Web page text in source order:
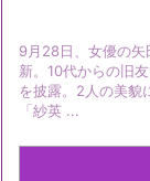
9月28日、女優の矢
新。10代からの旧
を披露。2人の美貌
「紗英 ...